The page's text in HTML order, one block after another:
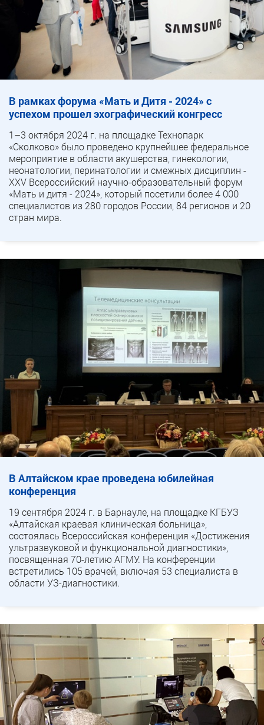
В рамках форума «Мать и Дитя - 2024» с
успехом прошел эхографический конгресс
1–3 октября 2024 г. на площадке Технопарк
«Сколково» было проведено крупнейшее федеральное
мероприятие в области акушерства, гинекологии,
неонатологии, перинатологии и смежных дисциплин -
XXV Всероссийский научно-образовательный форум
«Мать и дитя - 2024», который посетили более 4 000
специалистов из 280 городов России, 84 регионов и 20
стран мира.
В Алтайском крае проведена юбилейная
конференция
19 сентября 2024 г. в Барнауле, на площадке КГБУЗ
«Алтайская краевая клиническая больница»,
состоялась Всероссийская конференция «Достижения
ультразвуковой и функциональной диагностики»,
посвященная 70-летию АГМУ. На конференции
встретились 105 врачей, включая 53 специалиста в
области УЗ-диагностики.